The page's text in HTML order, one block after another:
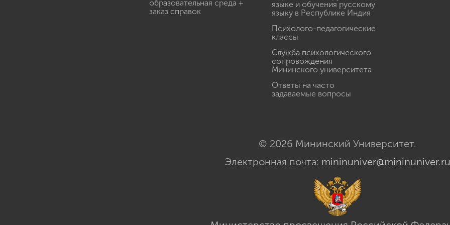
образовательная среда +
заказ справок
языке и обучения русскому
языку в Республике Индия
Психолого-педагогические
классы
Служба психологического
сопровождения
Мининского университета
Ответы на часто
задаваемые вопросы
© 2026 Мининский Университет.
Электронная почта: mininuniver@mininuniver.ru